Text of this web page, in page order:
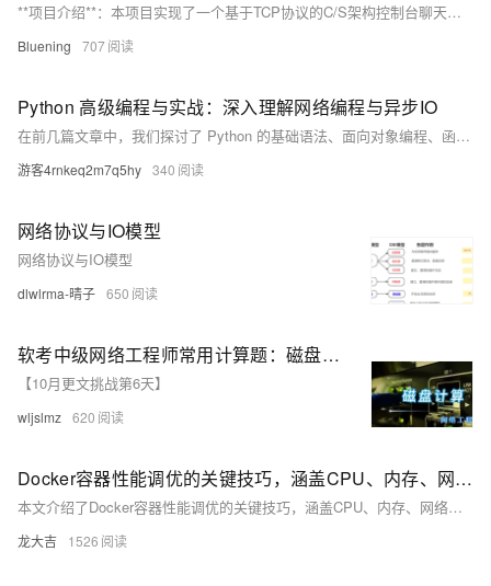
**项目介绍**：本项目实现了一个基于TCP协议的C/S架构控制台聊天室，支持局域网内多客户端同时聊天。用户需注册并登录，用户名唯一，密码格式为字母开头加纯数字。登录后可实时聊天，服务端负责验证用户信息并转发消息。 **项目亮点**： - **C/S架构**：客户端与服务端通过TCP连接通信。 - **多线程**：采用多线程处理多个客户端的并发请求，确保实时交互。 - **IO流**：使用BufferedReader和BufferedWriter进行数据传输，确保高效稳定的通信。 - **线程安全**：通过同步代码块和锁机制保证共享数据的安全性。
Bluening 707
Python 高级编程与实战：深入理解网络编程与异步IO
在前几篇文章中，我们探讨了 Python 的基础语法、面向对象编程、函数式编程、元编程、性能优化、调试技巧、数据科学、机器学习、Web 开发和 API 设计。本文将深入探讨 Python 在网络编程和异步IO中的应用，并通过实战项目帮助你掌握这些技术。
游客4rnkeq2m7q5hy 340
网络协议与IO模型
网络协议与IO模型
dlwlrma-晴子 650
软考中级网络工程师常用计算题：磁盘常见技术指标计算公式
【10月更文挑战第6天】
wljslmz 620
Docker容器性能调优的关键技巧，涵盖CPU、内存、网络及磁盘I/O的优化策略，结合实战案例，旨在帮助读者有效提升Docker容器的性能与稳定性。
本文介绍了Docker容器性能调优的关键技巧，涵盖CPU、内存、网络及磁盘I/O的优化策略，结合实战案例，旨在帮助读者有效提升Docker容器的性能与稳定性。
龙大吉 1526